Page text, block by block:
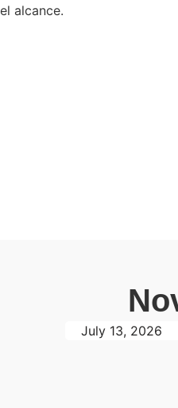
alcance.
July 13, 2026